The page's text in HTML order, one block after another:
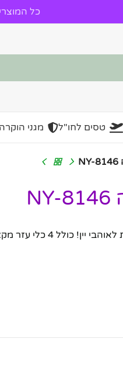
כל
טסים לחו"ל מגני הוקרה
– מתנה מעוצבת ויוקרתית